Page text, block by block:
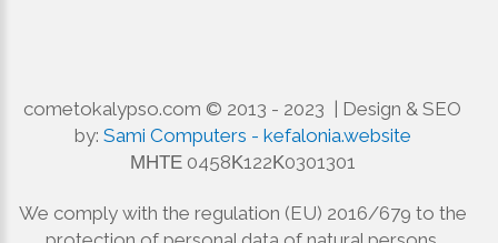
cometokalypso.com © 2013 - 2023 | Design & SEO
by: Sami Computers - kefalonia.website
ΜΗΤΕ 0458Κ122Κ0301301
We comply with the regulation (EU) 2016/679 to the